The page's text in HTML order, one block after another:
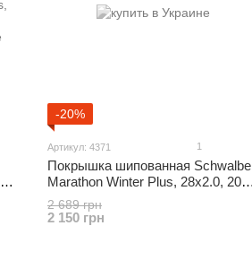
-20%
Артикул: 4371 1
Покрышка шипованная Schwalbe
Marathon Winter Plus, 28x2.0, 208
шипов
2 689 грн
2 150 грн